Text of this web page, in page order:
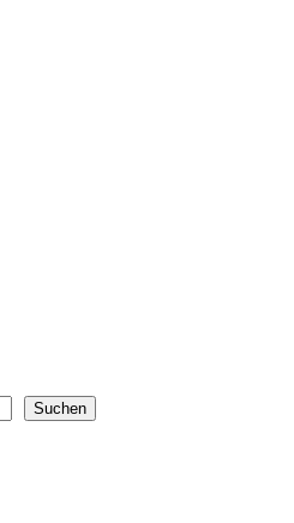
Suchen